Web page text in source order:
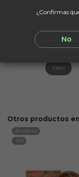
Samurai Beads
View
Otros productos
¡En oferta!
-15%
¿Confirmas
No